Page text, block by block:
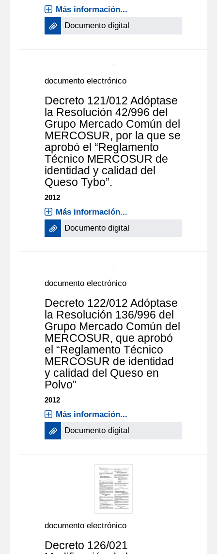
Más información...
Documento digital
documento electrónico
Decreto 121/012 Adóptase
la Resolución 42/996 del
Grupo Mercado Común del
MERCOSUR, por la que se
aprobó el “Reglamento
Técnico MERCOSUR de
identidad y calidad del
Queso Tybo”.
2012
Más información...
Documento digital
documento electrónico
Decreto 122/012 Adóptase
la Resolución 136/996 del
Grupo Mercado Común del
MERCOSUR, que aprobó
el “Reglamento Técnico
MERCOSUR de identidad
y calidad del Queso en
Polvo”
2012
Más información...
Documento digital
documento electrónico
Decreto 126/021